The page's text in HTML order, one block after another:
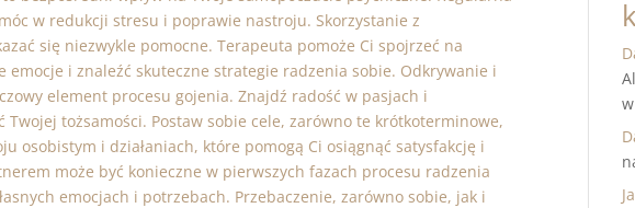
w redukcji stresu i poprawie nastroju. Skorzystanie z
się niezwykle pomocne. Terapeuta pomoże Ci spojrzeć na
emocje i znaleźć skuteczne strategie radzenia sobie. Odkrywanie i
element procesu gojenia. Znajdź radość w pasjach i
tożsamości. Postaw sobie cele, zarówno te krótkoterminowe,
osobistym i działaniach, które pomogą Ci osiągnąć satysfakcję i
może być konieczne w pierwszych fazach procesu radzenia
emocjach i potrzebach. Przebaczenie, zarówno sobie, jak i